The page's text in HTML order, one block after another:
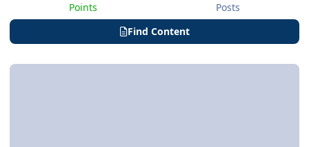
Points
Posts
Find Content